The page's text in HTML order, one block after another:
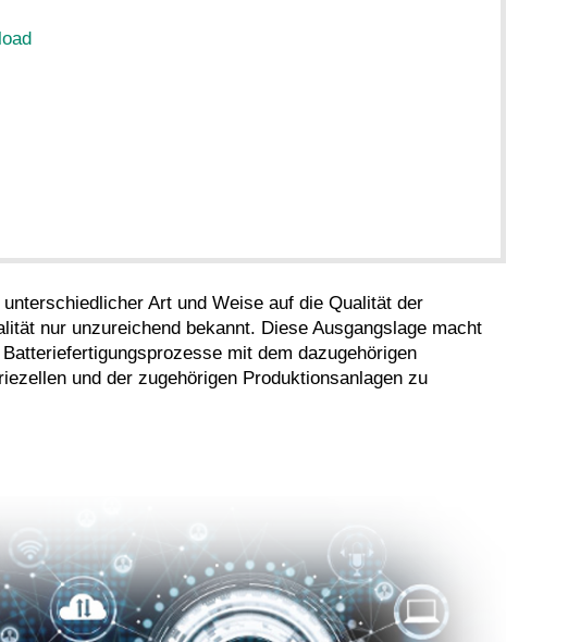
Art und Weise auf die Qualität der
nur unzureichend bekannt. Diese Ausgangslage macht
mit dem dazugehörigen
und der zugehörigen Produktionsanlagen zu